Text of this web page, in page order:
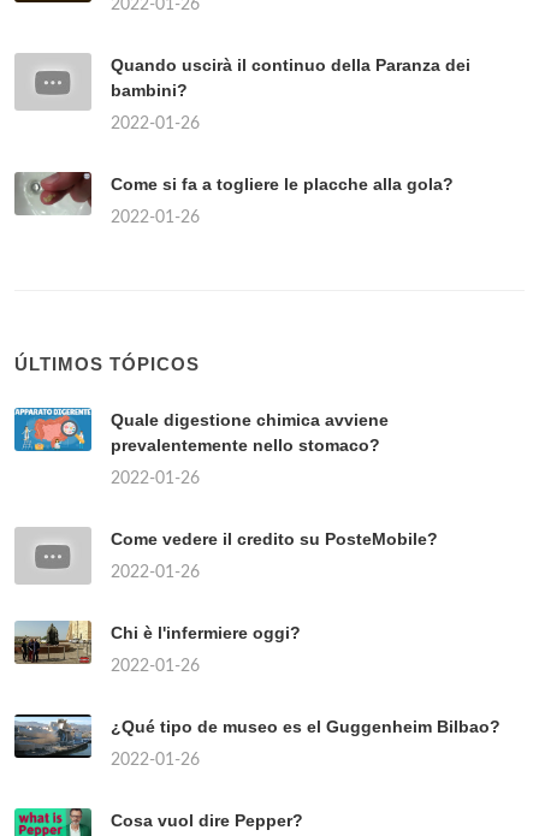
2022-01-26
Quando uscirà il continuo della Paranza dei
bambini?
2022-01-26
Come si fa a togliere le placche alla gola?
2022-01-26
ÚLTIMOS TÓPICOS
Quale digestione chimica avviene
prevalentemente nello stomaco?
2022-01-26
Come vedere il credito su PosteMobile?
2022-01-26
Chi è l'infermiere oggi?
2022-01-26
¿Qué tipo de museo es el Guggenheim Bilbao?
2022-01-26
Cosa vuol dire Pepper?